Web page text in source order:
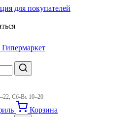
для покупателей
Гипермаркет
Сб-Вс 10–20
Корзина